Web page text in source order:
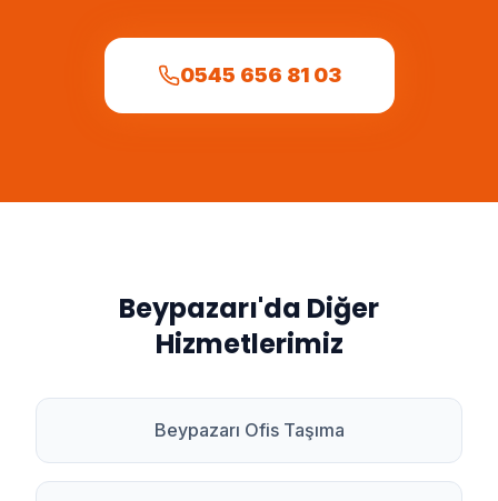
0545 656 81 03
Beypazarı'da Diğer
Hizmetlerimiz
Beypazarı Ofis Taşıma